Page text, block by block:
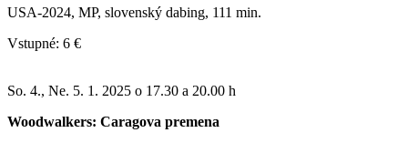
USA-2024, MP, slovenský dabing, 111 min.
Vstupné: 6 €
So. 4., Ne. 5. 1. 2025 o 17.30 a 20.00 h
Woodwalkers: Caragova premena